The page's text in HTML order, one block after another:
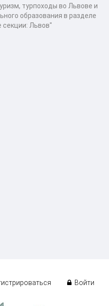
турпоходы во Львове и
образования в разделе
секции: Львов"
Войти